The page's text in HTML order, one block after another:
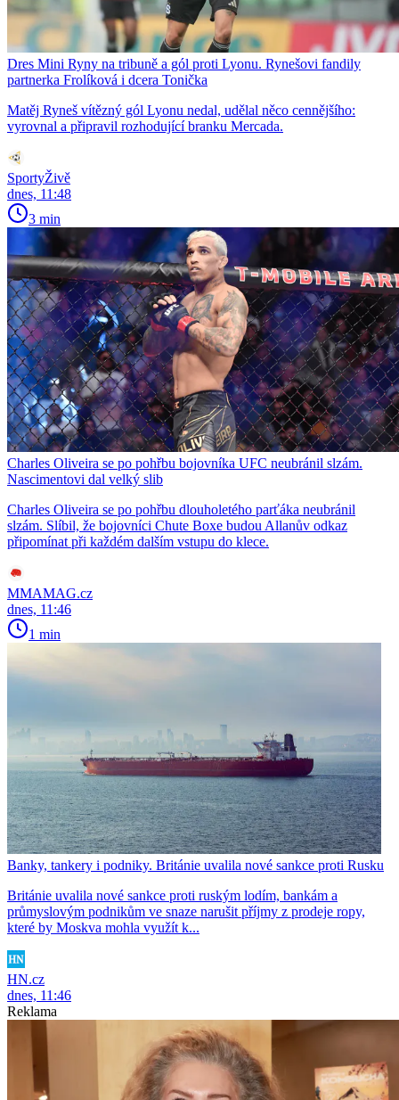
Dres Mini Ryny na tribuně a gól proti Lyonu. Rynešovi fandily
partnerka Frolíková i dcera Tonička
Matěj Ryneš vítězný gól Lyonu nedal, udělal něco cennějšího:
vyrovnal a připravil rozhodující branku Mercada.
SportyŽivě
dnes, 11:48
3 min
Charles Oliveira se po pohřbu bojovníka UFC neubránil slzám.
Nascimentovi dal velký slib
Charles Oliveira se po pohřbu dlouholetého parťáka neubránil
slzám. Slíbil, že bojovníci Chute Boxe budou Allanův odkaz
připomínat při každém dalším vstupu do klece.
MMAMAG.cz
dnes, 11:46
1 min
Banky, tankery i podniky. Británie uvalila nové sankce proti Rusku
Británie uvalila nové sankce proti ruským lodím, bankám a
průmyslovým podnikům ve snaze narušit příjmy z prodeje ropy,
které by Moskva mohla využít k...
HN.cz
dnes, 11:46
Reklama